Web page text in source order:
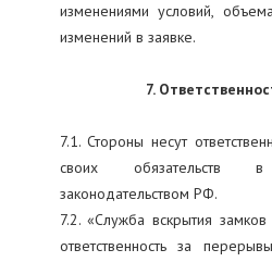
изменениями условий,
изменений в заявке.
7.
7.1. Стороны несут
своих обязательств
законодательством РФ.
7.2. «Служба вскрытия
ответственность за